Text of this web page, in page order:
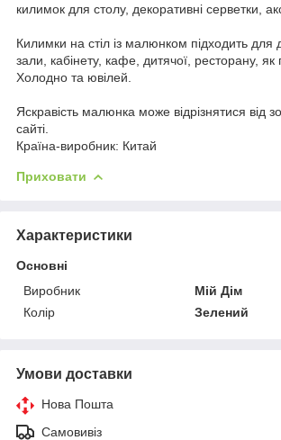
килимок для столу, декоративні серветки,
Килимки на стіл із малюнком підходить для
зали, кабінету, кафе, дитячої, ресторану, як
Холодно та ювілей.
Яскравість малюнка може відрізнятися від
сайті.
Країна-виробник: Китай
Приховати
Характеристики
Основні
Виробник
Мій Дім
Колір
Зелений
Умови доставки
Нова Пошта
Самовивіз